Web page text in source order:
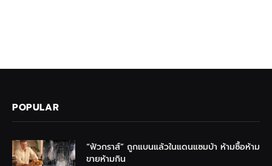
POPULAR
“ฟัวกราส์” ถูกแบนแล้วในแดนแซมบ้า ห้ามซื้อห้าม
ขายห้ามกิน